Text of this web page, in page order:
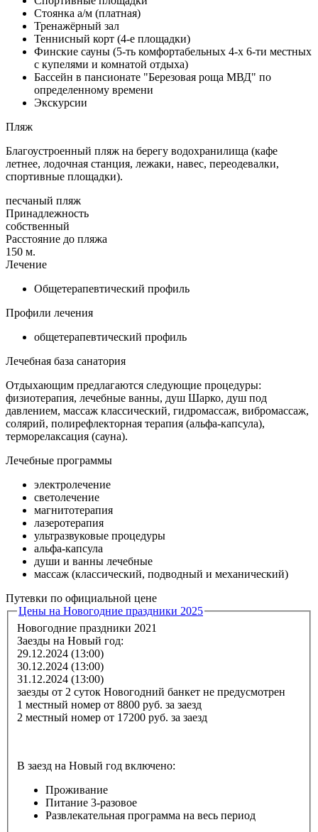
Стоянка а/м (платная)
Тренажёрный зал
Теннисный корт (4-е площадки)
Финские сауны (5-ть комфортабельных 4-х 6-ти местных
с купелями и комнатой отдыха)
Бассейн в пансионате "Березовая роща МВД" по
определенному времени
Экскурсии
Пляж
Благоустроенный пляж на берегу водохранилища (кафе
летнее, лодочная станция, лежаки, навес, переодевалки,
спортивные площадки).
песчаный пляж
Принадлежность
собственный
Расстояние до пляжа
150 м.
Лечение
Общетерапевтический профиль
Профили лечения
общетерапевтический профиль
Лечебная база санатория
Отдыхающим предлагаются следующие процедуры:
физиотерапия, лечебные ванны, душ Шарко, душ под
давлением, массаж классический, гидромассаж, вибромассаж,
солярий, полирефлекторная терапия (альфа-капсула),
терморелаксация (сауна).
Лечебные программы
электролечение
светолечение
магнитотерапия
лазеротерапия
ультразвуковые процедуры
альфа-капсула
души и ванны лечебные
массаж (классический, подводный и механический)
Путевки по официальной цене
Цены на Новогодние праздники 2025
Новогодние праздники 2021
Заезды на Новый год:
29.12.2024 (13:00)
30.12.2024 (13:00)
31.12.2024 (13:00)
заезды от 2 суток Новогодний банкет не предусмотрен
1 местный номер от 8800 руб. за заезд
2 местный номер от 17200 руб. за заезд
В заезд на Новый год включено:
Проживание
Питание 3-разовое
Развлекательная программа на весь период